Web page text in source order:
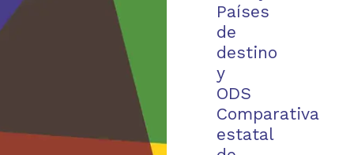
Países
de
destino
y
ODS
Comparativa
estatal